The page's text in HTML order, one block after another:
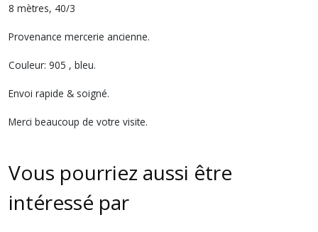
8 mètres, 40/3
Provenance mercerie ancienne.
Couleur: 905 , bleu.
Envoi rapide & soigné.
Merci beaucoup de votre visite.
Vous pourriez aussi être
intéressé par